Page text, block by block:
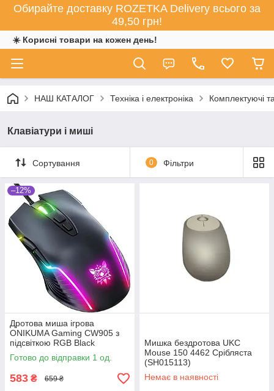
Обирайте доставку ROZETKA Delivery всього за
49,50 грн!
☀️ Корисні товари на кожен день!
НАШ КАТАЛОГ Техніка і електроніка Комплектуючі
Клавіатури і миші
Сортування 0 Фільтри
–12%
Дротова миша ігрова
ONIKUMA Gaming CW905 з
підсвіткою RGB Black
(SH020144)
Готово до відправки 1 од.
583 ₴ 659 ₴
Мишка бездротова UKC
Mouse 150 4462 Срібляста
(SH015113)
Немає в наявності